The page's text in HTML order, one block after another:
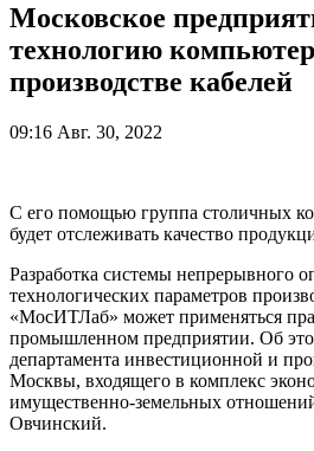
Московское
технологию
производстве кабелей
09:16 Авг. 30, 2022
С его помощью группа столичных
будет отслеживать качество
Разработка системы непрерывного
технологических параметров
«МосИТЛаб» может применяться
промышленном предприятии. Об
департамента инвестиционной и
Москвы, входящего в комплекс
имущественно-земельных
Овчинский.